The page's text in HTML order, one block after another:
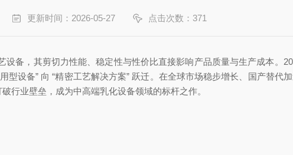
更新时间：2026-05-27 点击次数：371
备，其剪切力性能、稳定性与性价比直接影响产品质量与生产成本。
型设备” 向 “精密工艺解决方案” 跃迁。在全球市场稳步增长、国产替代
行业壁垒，成为中高端乳化设备领域的标杆之作。